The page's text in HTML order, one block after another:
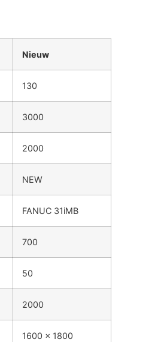
Nieuw
130
3000
2000
NEW
FANUC 31iMB
700
50
2000
1600 x 1800